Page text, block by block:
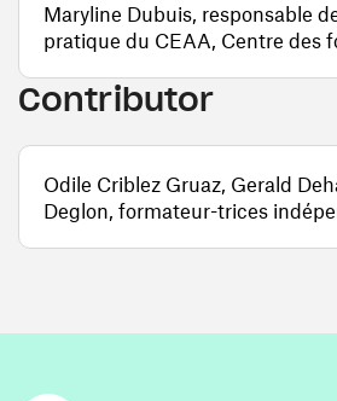
Maryline Dubuis, responsable
pratique du CEAA, Centre des
Contributor
Odile Criblez Gruaz, Gerald
Deglon, formateur-trices